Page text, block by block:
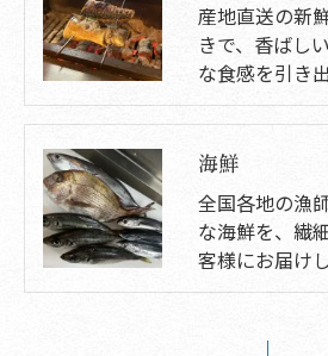
産地直送の新
きで、香ばし
な食感を引き
海鮮
全国各地の漁
な海鮮を、繊
客様にお届け